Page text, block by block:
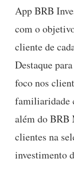
App BRB
com o
cliente de
Destaque
foco nos
familiaridade
além do BRB
clientes na
investimento